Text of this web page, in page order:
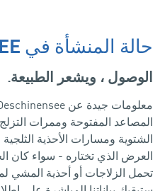
حالة المنشأة في OESCHINENSEE
الوصول ، ويشعر الطبيعة.
المصاعد المفتوحة وممرات
الشتوية ومسارات الأحذية
العرض الذي تختاره - سواء كان
تحمل الزلاجات أو أحذية المشي